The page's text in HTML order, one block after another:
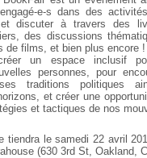
e-s dans des
et discuter à travers des
des discussions
de films, et bien plus encore !
un espace inclusif
personnes, pour
traditions politiques
et créer une
et tactiques de nos
tiendra le samedi 22 avril
(630 3rd St, Oakland,